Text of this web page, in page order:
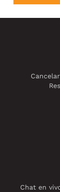
Chat en